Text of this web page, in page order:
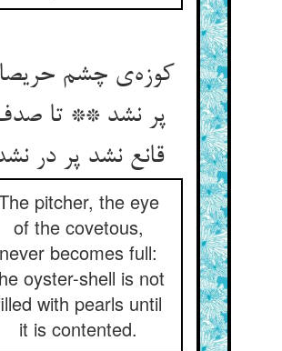
کوزه‌‌ی چشم
پر نشد ** تا
قانع نشد پر در
pitcher, the eye
of the covetous,
never becomes full:
oyster-shell is not
with pearls until
it is contented.